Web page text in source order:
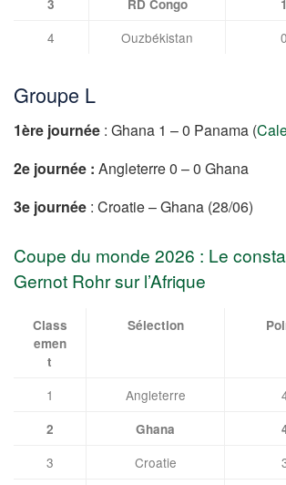
3 RD Congo 1
4 Ouzbékistan 0
Groupe L
1ère journée : Ghana 1 – 0 Panama (
2e journée : Angleterre 0 – 0 Ghana
3e journée : Croatie – Ghana (28/06)
Coupe du monde 2026 : Le
Gernot Rohr sur l’Afrique
Class
emen
t
Sélection
1 Angleterre
2 Ghana
3 Croatie